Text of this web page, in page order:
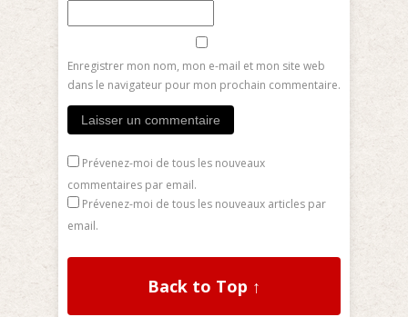
Enregistrer mon nom, mon e-mail et mon site web
dans le navigateur pour mon prochain commentaire.
Prévenez-moi de tous les nouveaux
commentaires par email.
Prévenez-moi de tous les nouveaux articles par
email.
Back to Top ↑